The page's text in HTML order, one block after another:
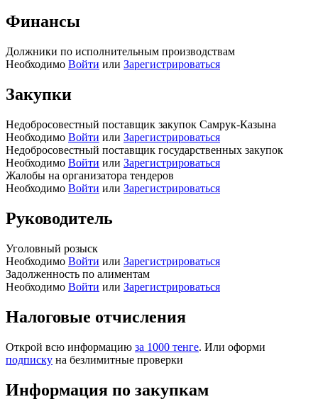
Финансы
Должники по исполнительным производствам
Необходимо Войти или Зарегистрироваться
Закупки
Недобросовестный поставщик закупок Самрук-Казына
Необходимо Войти или Зарегистрироваться
Недобросовестный поставщик государственных закупок
Необходимо Войти или Зарегистрироваться
Жалобы на организатора тендеров
Необходимо Войти или Зарегистрироваться
Руководитель
Уголовный розыск
Необходимо Войти или Зарегистрироваться
Задолженность по алиментам
Необходимо Войти или Зарегистрироваться
Налоговые отчисления
Открой всю информацию за 1000 тенге. Или оформи
подписку на безлимитные проверки
Информация по закупкам